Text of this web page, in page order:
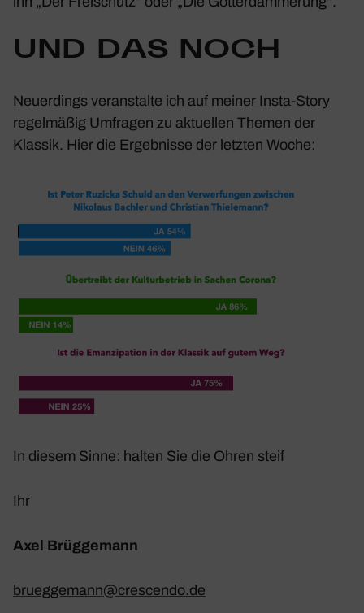
UND DAS NOCH
Neuer­dings veran­stalte ich auf meiner Insta-Story
regel­mäßig Umfragen zu aktu­ellen Themen der
Klassik. Hier die Ergeb­nisse der letzten Woche:
In diesem Sinne: halten Sie die Ohren steif
Ihr
Axel Brüg­ge­mann
brueggemann@​crescendo.​de